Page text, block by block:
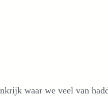
waar we veel van